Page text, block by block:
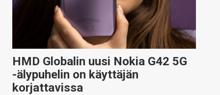
HMD Globalin uusi Nokia G42 5G
-älypuhelin on käyttäjän
korjattavissa